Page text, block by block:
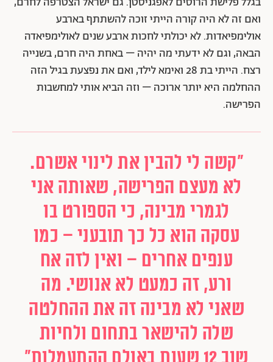
ואם זה לא היה קורה הייתי זוכה להשתתף בארבע
אולימפיאדות. לא יכולתי לחכות ארבע שנים לאולימפיאדה
הבאה, וגם לא ידעתי מה יהיה – באחת היה חרם, בשנייה
רצח. הייתי בת 28 ואימא לילד, ואם את נפצעת בגיל הזה
ההחלמה היא יותר ארוכה – וזה הביא אותי למחשבות
הפרישה.
"קשה לי להבין את לינוי אשרם.
לא מעצם הפרישה, שאותה אני
לגמרי מבינה, כי הספורט בו
עסקה הוא כל כך תובעני – כמו
ענפים אחרים – ואין לזה אח
ורע, זה כמעט לא אנושי. מה
שאני לא מבינה זה את ההחלטה
שלה להישאר בתחום ולחיות